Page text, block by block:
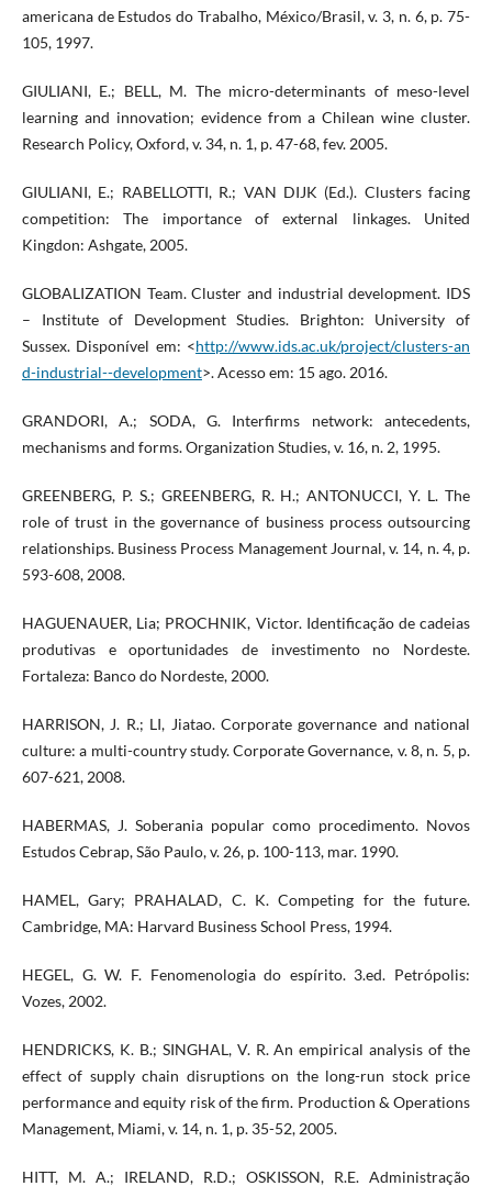
americana de Estudos do Trabalho, México/Brasil, v. 3, n. 6, p. 75-
105, 1997.
GIULIANI, E.; BELL, M. The micro-determinants of meso-level
learning and innovation; evidence from a Chilean wine cluster.
Research Policy, Oxford, v. 34, n. 1, p. 47-68, fev. 2005.
GIULIANI, E.; RABELLOTTI, R.; VAN DIJK (Ed.). Clusters facing
competition: The importance of external linkages. United
Kingdon: Ashgate, 2005.
GLOBALIZATION Team. Cluster and industrial development. IDS
– Institute of Development Studies. Brighton: University of
Sussex. Disponível em: <http://www.ids.ac.uk/project/clusters-an
d-industrial--development>. Acesso em: 15 ago. 2016.
GRANDORI, A.; SODA, G. Interfirms network: antecedents,
mechanisms and forms. Organization Studies, v. 16, n. 2, 1995.
GREENBERG, P. S.; GREENBERG, R. H.; ANTONUCCI, Y. L. The
role of trust in the governance of business process outsourcing
relationships. Business Process Management Journal, v. 14, n. 4, p.
593-608, 2008.
HAGUENAUER, Lia; PROCHNIK, Victor. Identificação de cadeias
produtivas e oportunidades de investimento no Nordeste.
Fortaleza: Banco do Nordeste, 2000.
HARRISON, J. R.; LI, Jiatao. Corporate governance and national
culture: a multi-country study. Corporate Governance, v. 8, n. 5, p.
607-621, 2008.
HABERMAS, J. Soberania popular como procedimento. Novos
Estudos Cebrap, São Paulo, v. 26, p. 100-113, mar. 1990.
HAMEL, Gary; PRAHALAD, C. K. Competing for the future.
Cambridge, MA: Harvard Business School Press, 1994.
HEGEL, G. W. F. Fenomenologia do espírito. 3.ed. Petrópolis:
Vozes, 2002.
HENDRICKS, K. B.; SINGHAL, V. R. An empirical analysis of the
effect of supply chain disruptions on the long-run stock price
performance and equity risk of the firm. Production & Operations
Management, Miami, v. 14, n. 1, p. 35-52, 2005.
HITT, M. A.; IRELAND, R.D.; OSKISSON, R.E. Administração